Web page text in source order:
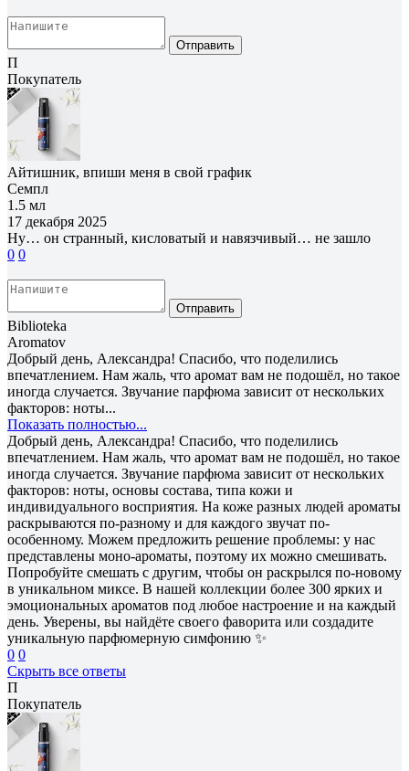
Отправить
П
Покупатель
Айтишник, впиши меня в свой график
Семпл
1.5 мл
17 декабря 2025
Ну… он странный, кисловатый и навязчивый… не зашло
0 0
Отправить
Biblioteka
Aromatov
Добрый день, Александра! Спасибо, что поделились
впечатлением. Нам жаль, что аромат вам не подошёл, но такое
иногда случается. Звучание парфюма зависит от нескольких
факторов: ноты...
Показать полностью...
Добрый день, Александра! Спасибо, что поделились
впечатлением. Нам жаль, что аромат вам не подошёл, но такое
иногда случается. Звучание парфюма зависит от нескольких
факторов: ноты, основы состава, типа кожи и
индивидуального восприятия. На коже разных людей ароматы
раскрываются по-разному и для каждого звучат по-
особенному. Можем предложить решение проблемы: у нас
представлены моно-ароматы, поэтому их можно смешивать.
Попробуйте смешать с другим, чтобы он раскрылся по-новому
в уникальном миксе. В нашей коллекции более 300 ярких и
эмоциональных ароматов под любое настроение и на каждый
день. Уверены, вы найдёте своего фаворита или создадите
уникальную парфюмерную симфонию ✨
0 0
Скрыть все ответы
П
Покупатель